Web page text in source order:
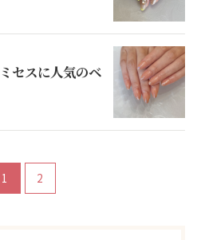
セスに人気のベ
1 2